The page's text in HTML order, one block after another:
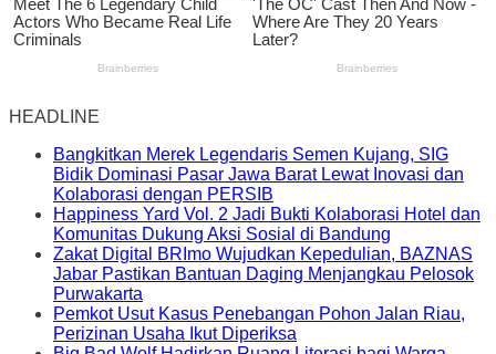
HEADLINE
Bangkitkan Merek Legendaris Semen Kujang, SIG
Bidik Dominasi Pasar Jawa Barat Lewat Inovasi dan
Kolaborasi dengan PERSIB
Happiness Yard Vol. 2 Jadi Bukti Kolaborasi Hotel dan
Komunitas Dukung Aksi Sosial di Bandung
Zakat Digital BRImo Wujudkan Kepedulian, BAZNAS
Jabar Pastikan Bantuan Daging Menjangkau Pelosok
Purwakarta
Pemkot Usut Kasus Penebangan Pohon Jalan Riau,
Perizinan Usaha Ikut Diperiksa